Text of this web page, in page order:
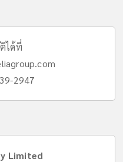
ได้ที่
2947
Limited